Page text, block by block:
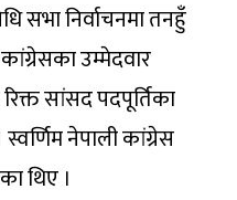
सभा निर्वाचनमा तनहुँ
उम्मेदवार
रिक्त सांसद पदपूर्तिका
नेपाली कांग्रेस
थिए ।